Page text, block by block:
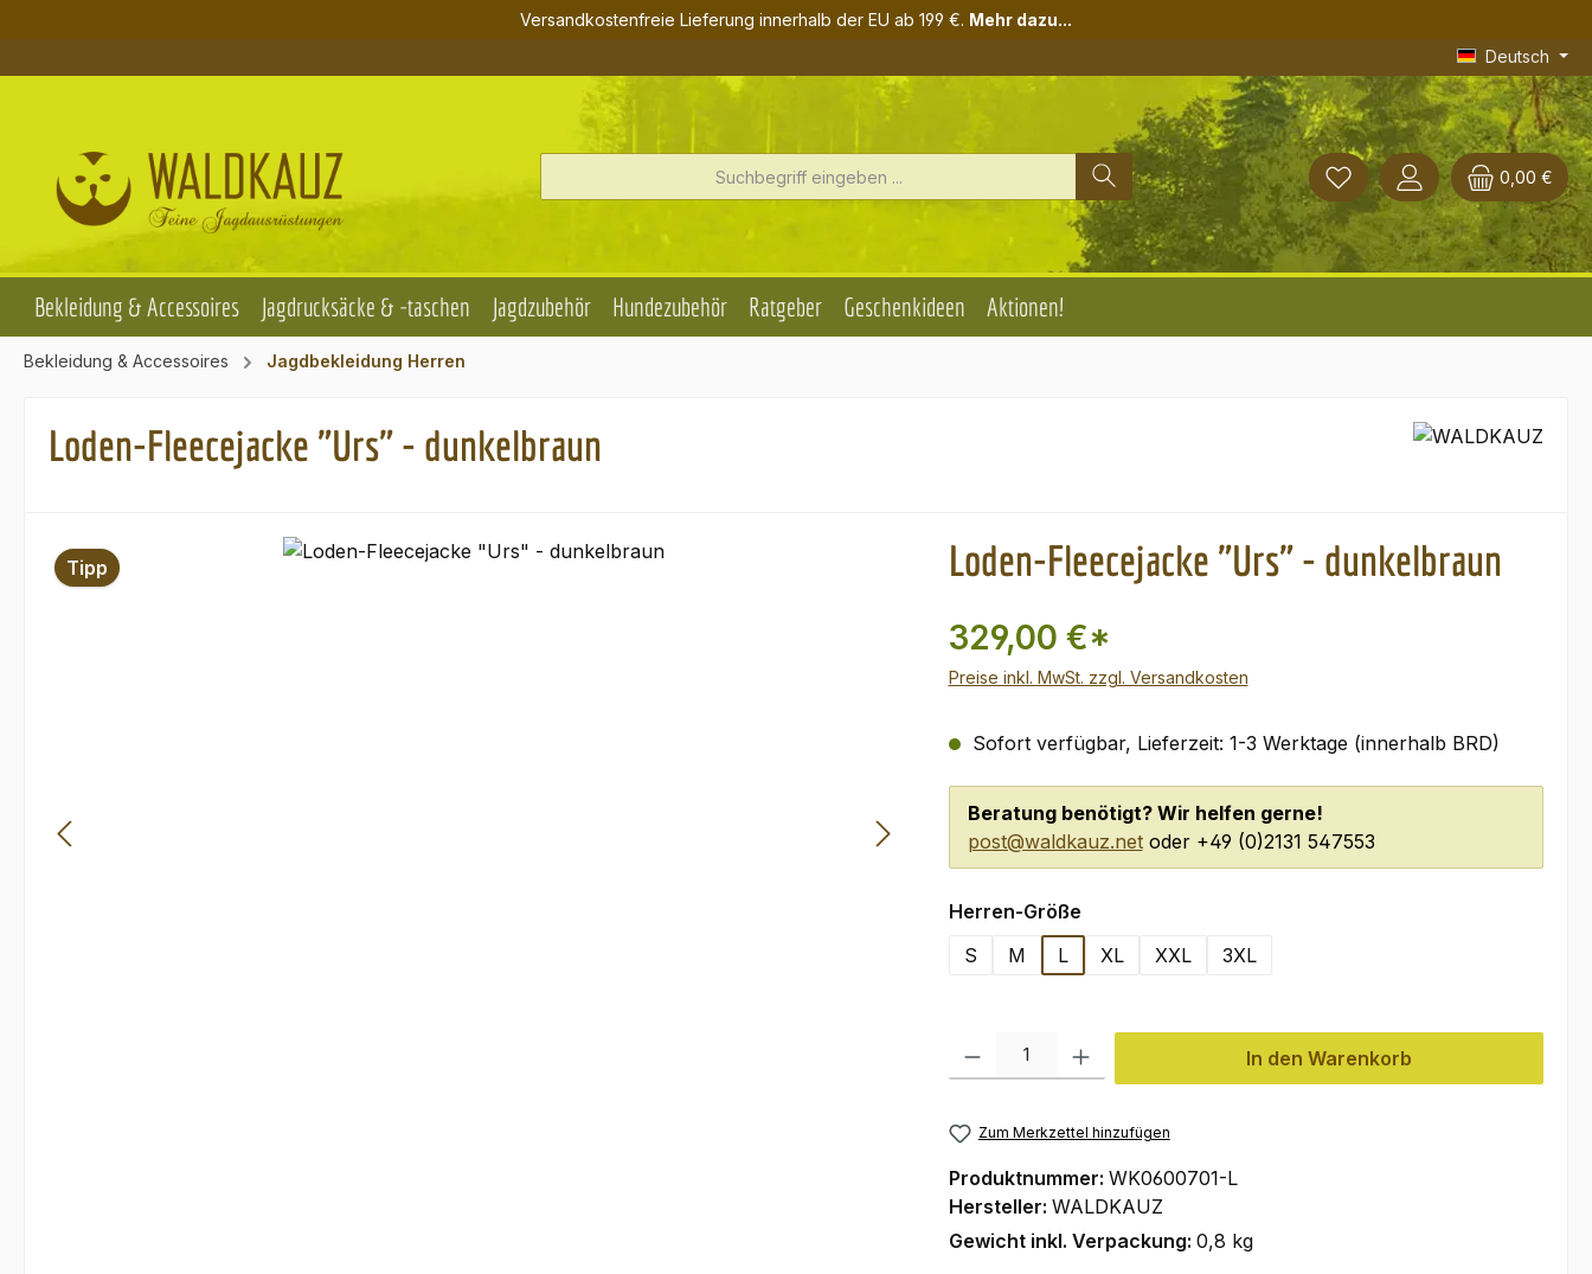
Versandkostenfreie Lieferung innerhalb der EU ab 199 €. Mehr dazu...
Deutsch
0,00 €
Bekleidung & Accessoires Jagdrucksäcke & -taschen Jagdzubehör Hundezubehör Ratgeber Geschenkideen Aktionen!
Bekleidung & Accessoires Jagdbekleidung Herren
Loden-Fleecejacke "Urs" - dunkelbraun
Bildergalerie überspringen
Tipp Loden-Fleecejacke "Urs" - dunkelbraun
329,00 €*
Preise inkl. MwSt. zzgl. Versandkosten
Sofort verfügbar, Lieferzeit: 1-3 Werktage (innerhalb BRD)
Beratung benötigt? Wir helfen gerne!
post@waldkauz.netoder +49 (0)2131 547553
Herren-Größeauswählen
S
M L XL XXL 3XL
Produkt Anzahl: Gib den gewünschten Wert ein oder benutze die Schaltflächen
In den Warenkorb
Zum Merkzettel hinzufügen
Produktnummer: WK0600701-L
Hersteller: WALDKAUZ
Gewicht inkl. Verpackung: 0,8 kg